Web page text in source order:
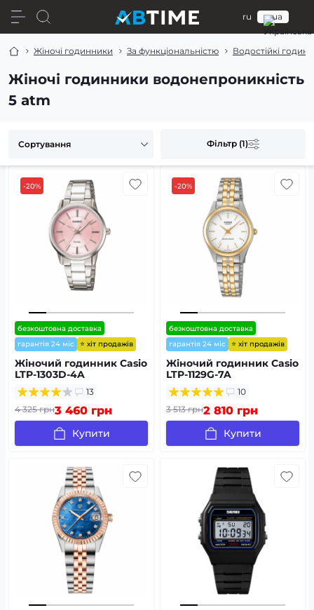
ru ua
Жіночі годинники За функціональністю Водостійкі
Жіночі годинники водонепроникність
5 atm
Фільтр (1)
-20%
безкоштовна доставка
гарантія 24 міс
⭐ хіт продажів
Жіночий годинник Casio
LTP-1303D-4A
13
4 325 грн3 460 грн
Купити
-20%
безкоштовна доставка
гарантія 24 міс
⭐ хіт продажів
Жіночий годинник Casio
LTP-1129G-7A
10
3 513 грн2 810 грн
Купити